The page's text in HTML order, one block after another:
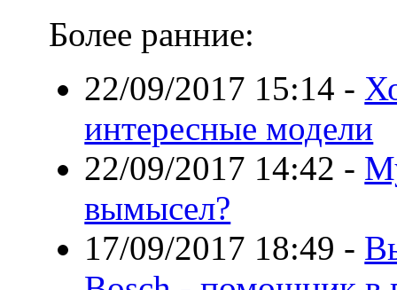
Более ранние:
22/09/2017 15:14 -
интересные модели
22/09/2017 14:42 -
вымысел?
17/09/2017 18:49 -